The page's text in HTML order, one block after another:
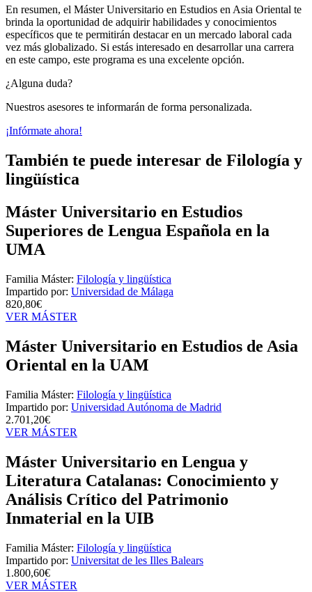
En resumen, el Máster Universitario en Estudios en Asia Oriental te
brinda la oportunidad de adquirir habilidades y conocimientos
específicos que te permitirán destacar en un mercado laboral cada
vez más globalizado. Si estás interesado en desarrollar una carrera
en este campo, este programa es una excelente opción.
¿Alguna duda?
Nuestros asesores te informarán de forma personalizada.
¡Infórmate ahora!
También te puede interesar de Filología y
lingüística
Máster Universitario en Estudios
Superiores de Lengua Española en la
UMA
Familia Máster: Filología y lingüística
Impartido por: Universidad de Málaga
820,80€
VER MÁSTER
Máster Universitario en Estudios de Asia
Oriental en la UAM
Familia Máster: Filología y lingüística
Impartido por: Universidad Autónoma de Madrid
2.701,20€
VER MÁSTER
Máster Universitario en Lengua y
Literatura Catalanas: Conocimiento y
Análisis Crítico del Patrimonio
Inmaterial en la UIB
Familia Máster: Filología y lingüística
Impartido por: Universitat de les Illes Balears
1.800,60€
VER MÁSTER